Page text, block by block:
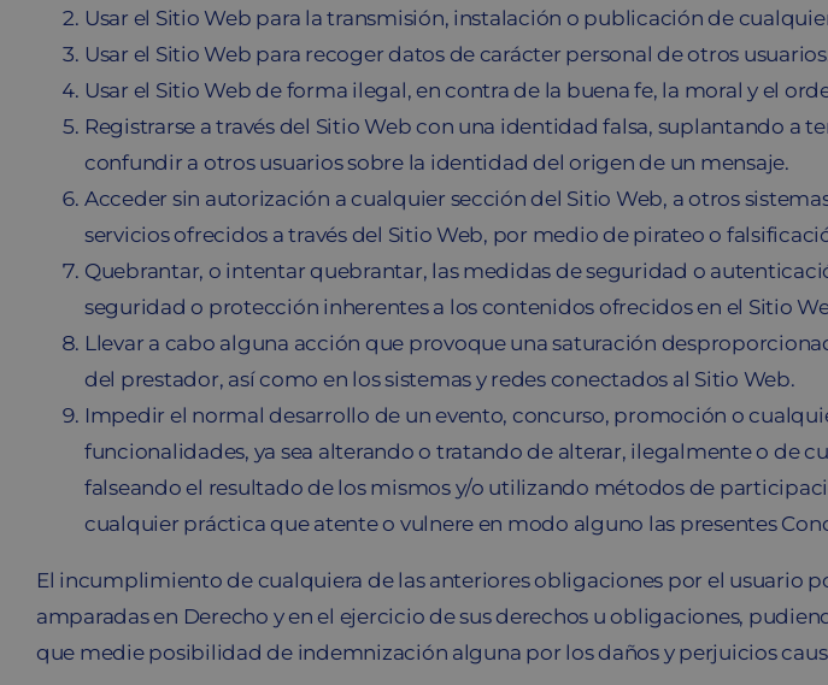
Usar el Sitio Web para la transmisión, instalación o publicación de
Usar el Sitio Web para recoger datos de carácter personal de otros
Usar el Sitio Web de forma ilegal, en contra de la buena fe, la moral y el
Registrarse a través del Sitio Web con una identidad falsa, suplantando
confundir a otros usuarios sobre la identidad del origen de un mensaje.
Acceder sin autorización a cualquier sección del Sitio Web, a otros
servicios ofrecidos a través del Sitio Web, por medio de pirateo o
Quebrantar, o intentar quebrantar, las medidas de seguridad o
seguridad o protección inherentes a los contenidos ofrecidos en el Sitio
Llevar a cabo alguna acción que provoque una saturación
del prestador, así como en los sistemas y redes conectados al Sitio Web.
Impedir el normal desarrollo de un evento, concurso, promoción o
funcionalidades, ya sea alterando o tratando de alterar, ilegalmente o de
falseando el resultado de los mismos y/o utilizando métodos de
cualquier práctica que atente o vulnere en modo alguno las presentes
El incumplimiento de cualquiera de las anteriores obligaciones por el usuario
amparadas en Derecho y en el ejercicio de sus derechos u obligaciones,
que medie posibilidad de indemnización alguna por los daños y perjuicios